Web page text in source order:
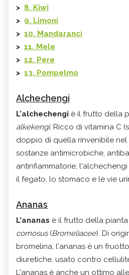
> 8. Kiwi
> 9. Limoni
> 10. Mandaranci
> 11. Mele
> 12. Pere
> 13. Pompelmo
Alchechengi
L'alchechengi è il frutto della
alkekengi. Ricco di vitamina C
doppio di quella rinvenibile nel
sostanze antimicrobiche,
antinfiammatorie, l'alchechengi
il fegato, lo stomaco e le vie
Ananas
L'ananas è il frutto della pianta
comosus (Bromeliacee). Di
bromelina, l'ananas è un
diuretiche, usato contro
L'ananas è anche un ottimo